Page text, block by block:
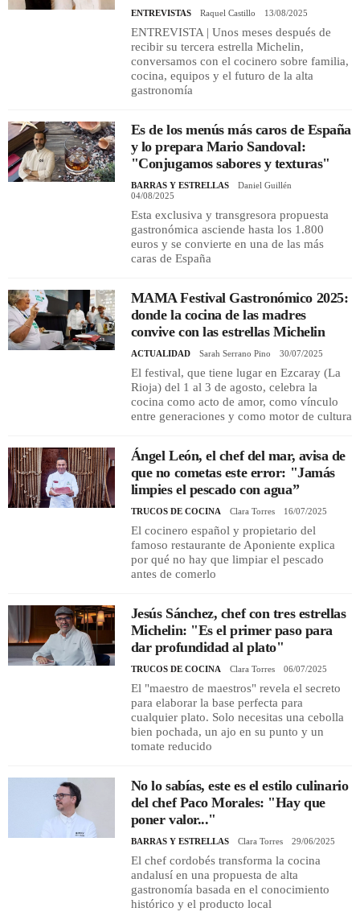
ENTREVISTAS Raquel Castillo 13/08/2025
ENTREVISTA | Unos meses después de
recibir su tercera estrella Michelin,
conversamos con el cocinero sobre familia,
cocina, equipos y el futuro de la alta
gastronomía
Es de los menús más caros de España
y lo prepara Mario Sandoval:
"Conjugamos sabores y texturas"
BARRAS Y ESTRELLAS
Daniel Guillén
04/08/2025
Esta exclusiva y transgresora propuesta
gastronómica asciende hasta los 1.800
euros y se convierte en una de las más
caras de España
MAMA Festival Gastronómico 2025:
donde la cocina de las madres
convive con las estrellas Michelin
ACTUALIDAD Sarah Serrano Pino 30/07/2025
El festival, que tiene lugar en Ezcaray (La
Rioja) del 1 al 3 de agosto, celebra la
cocina como acto de amor, como vínculo
entre generaciones y como motor de cultura
Ángel León, el chef del mar, avisa de
que no cometas este error: "Jamás
limpies el pescado con agua”
TRUCOS DE COCINA Clara Torres 16/07/2025
El cocinero español y propietario del
famoso restaurante de Aponiente explica
por qué no hay que limpiar el pescado
antes de comerlo
Jesús Sánchez, chef con tres estrellas
Michelin: "Es el primer paso para
dar profundidad al plato"
TRUCOS DE COCINA Clara Torres 06/07/2025
El "maestro de maestros" revela el secreto
para elaborar la base perfecta para
cualquier plato. Solo necesitas una cebolla
bien pochada, un ajo en su punto y un
tomate reducido
No lo sabías, este es el estilo culinario
del chef Paco Morales: "Hay que
poner valor..."
BARRAS Y ESTRELLAS Clara Torres 29/06/2025
El chef cordobés transforma la cocina
andalusí en una propuesta de alta
gastronomía basada en el conocimiento
histórico y el producto local